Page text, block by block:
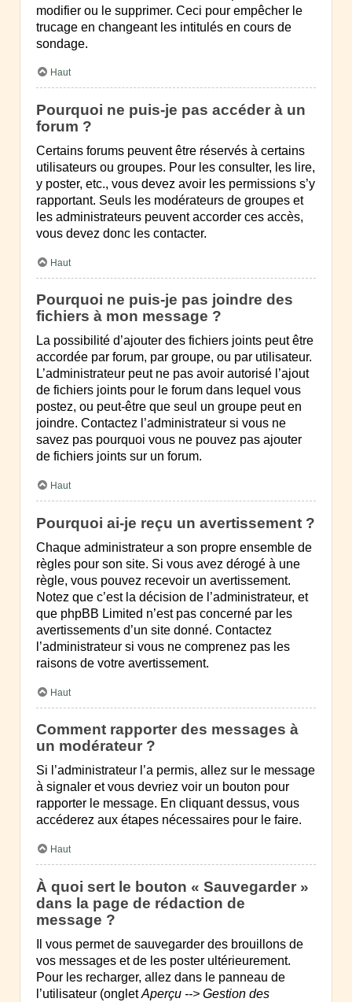
modifier ou le supprimer. Ceci pour empêcher le
trucage en changeant les intitulés en cours de
sondage.
Haut
Pourquoi ne puis-je pas accéder à un
forum ?
Certains forums peuvent être réservés à certains
utilisateurs ou groupes. Pour les consulter, les lire,
y poster, etc., vous devez avoir les permissions s’y
rapportant. Seuls les modérateurs de groupes et
les administrateurs peuvent accorder ces accès,
vous devez donc les contacter.
Haut
Pourquoi ne puis-je pas joindre des
fichiers à mon message ?
La possibilité d’ajouter des fichiers joints peut être
accordée par forum, par groupe, ou par utilisateur.
L’administrateur peut ne pas avoir autorisé l’ajout
de fichiers joints pour le forum dans lequel vous
postez, ou peut-être que seul un groupe peut en
joindre. Contactez l’administrateur si vous ne
savez pas pourquoi vous ne pouvez pas ajouter
de fichiers joints sur un forum.
Haut
Pourquoi ai-je reçu un avertissement ?
Chaque administrateur a son propre ensemble de
règles pour son site. Si vous avez dérogé à une
règle, vous pouvez recevoir un avertissement.
Notez que c’est la décision de l’administrateur, et
que phpBB Limited n’est pas concerné par les
avertissements d’un site donné. Contactez
l’administrateur si vous ne comprenez pas les
raisons de votre avertissement.
Haut
Comment rapporter des messages à
un modérateur ?
Si l’administrateur l’a permis, allez sur le message
à signaler et vous devriez voir un bouton pour
rapporter le message. En cliquant dessus, vous
accéderez aux étapes nécessaires pour le faire.
Haut
À quoi sert le bouton « Sauvegarder »
dans la page de rédaction de
message ?
Il vous permet de sauvegarder des brouillons de
vos messages et de les poster ultérieurement.
Pour les recharger, allez dans le panneau de
l’utilisateur (ongletAperçu --> Gestion des